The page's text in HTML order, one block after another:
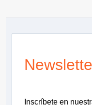
Inscríbete en